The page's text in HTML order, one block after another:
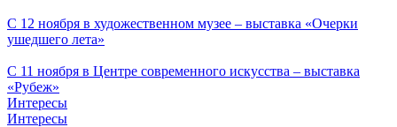
С 12 ноября в художественном музее – выставка «Очерки
ушедшего лета»
С 11 ноября в Центре современного искусства – выставка
«Рубеж»
Интересы
Интересы